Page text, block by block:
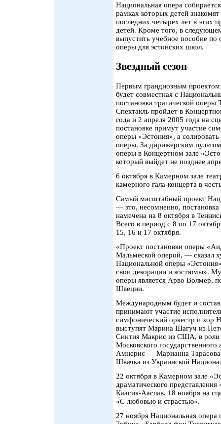
Национальная опера
рамках которых детей
последних четырех лет в этих
детей. Кроме того, в
выпустить учебное пособие
оперы для эстонских школ.
Звездный сезон
Первым грандиозным
будет совместная с
постановка трагической
Спектакль пройдет в
года и 2 апреля 2005 года на
постановке примут участие
оперы «Эстония», а
оперы. За дирижерским
оперы в Концертном зале
который выйдет не позднее
6 октября в Камерном зале
камерного гала-концерта в
Самый масштабный проект
— это, несомненно,
намечена на 8 октября в
Всего в период с 8 по 17
15, 16 и 17 октября.
«Проект постановки оперы
Мальмеской оперой, — сказал
Национальной оперы
свои декорации и костюмы».
оперы является Арво Волмер,
Швеции.
Международным будет и
принимают участие
симфонический оркестр и хор
выступят Марина Шагуч из
Синтия Макрис из США, в
Московского
Амнерис — Марианна Тарасова
Швачка из Украинской
22 октября в Камерном зале
драматического
Каасик-Ааслав. 18 ноября на
«С любовью и страстью».
27 ноября Национальная